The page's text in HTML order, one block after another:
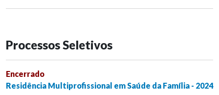
Processos Seletivos
Encerrado
Residência Multiprofissional em Saúde da Família - 2024